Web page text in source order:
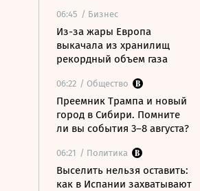
06:45 / Бизнес
Из-за жары Европа
выкачала из хранилищ
рекордный объем газа
06:22 / Общество
Преемник Трампа и новый
город в Сибири. Помните
ли вы события 3–8 августа?
06:21 / Политика
Выселить нельзя оставить:
как в Испании захватывают